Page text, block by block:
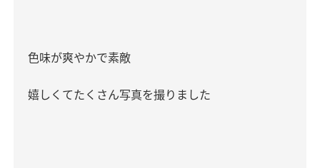
色味が爽やかで素敵
嬉しくてたくさん写真を撮りました